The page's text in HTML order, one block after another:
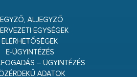
ALJEGYZŐ
EGYSÉGEK
ELÉRHETŐSÉGEK
E-ÜGYINTÉZÉS
– ÜGYINTÉZÉS
ADATOK